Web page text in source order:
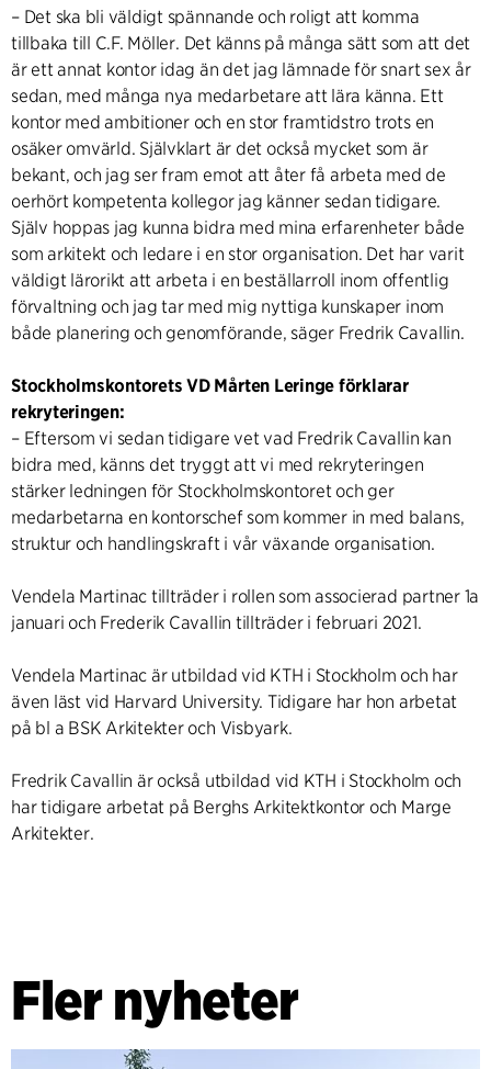
– Det ska bli väldigt spännande och roligt att komma
tillbaka till C.F. Möller. Det känns på många sätt som att det
är ett annat kontor idag än det jag lämnade för snart sex år
sedan, med många nya medarbetare att lära känna. Ett
kontor med ambitioner och en stor framtidstro trots en
osäker omvärld. Självklart är det också mycket som är
bekant, och jag ser fram emot att åter få arbeta med de
oerhört kompetenta kollegor jag känner sedan tidigare.
Själv hoppas jag kunna bidra med mina erfarenheter både
som arkitekt och ledare i en stor organisation. Det har varit
väldigt lärorikt att arbeta i en beställarroll inom offentlig
förvaltning och jag tar med mig nyttiga kunskaper inom
både planering och genomförande, säger Fredrik Cavallin.
Stockholmskontorets VD Mårten Leringe förklarar
rekryteringen:
– Eftersom vi sedan tidigare vet vad Fredrik Cavallin kan
bidra med, känns det tryggt att vi med rekryteringen
stärker ledningen för Stockholmskontoret och ger
medarbetarna en kontorschef som kommer in med balans,
struktur och handlingskraft i vår växande organisation.
Vendela Martinac tillträder i rollen som associerad partner 1a
januari och Frederik Cavallin tillträder i februari 2021.
Vendela Martinac är utbildad vid KTH i Stockholm och har
även läst vid Harvard University. Tidigare har hon arbetat
på bl a BSK Arkitekter och Visbyark.
Fredrik Cavallin är också utbildad vid KTH i Stockholm och
har tidigare arbetat på Berghs Arkitektkontor och Marge
Arkitekter.
Fler nyheter